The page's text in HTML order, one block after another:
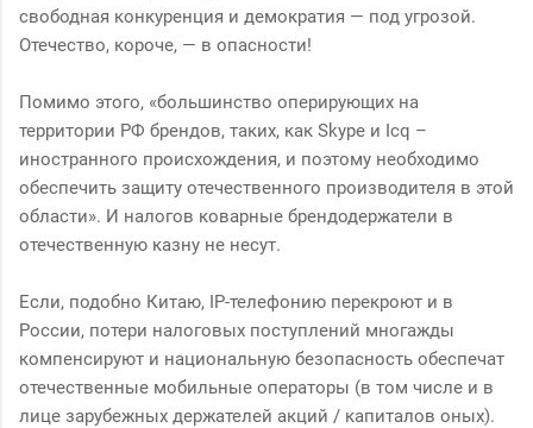
свободная конкуренция и демократия — под угрозой.
Отечество, короче, — в опасности!
Помимо этого, «большинство оперирующих на
территории РФ брендов, таких, как Skype и Icq –
иностранного происхождения, и поэтому необходимо
обеспечить защиту отечественного производителя в этой
области». И налогов коварные брендодержатели в
отечественную казну не несут.
Если, подобно Китаю, IP-телефонию перекроют и в
России, потери налоговых поступлений многажды
компенсируют и национальную безопасность обеспечат
отечественные мобильные операторы (в том числе и в
лице зарубежных держателей акций / капиталов оных).